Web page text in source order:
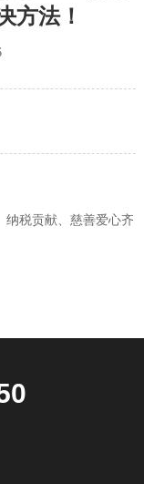
方法！
纳税贡献、慈善爱心齐